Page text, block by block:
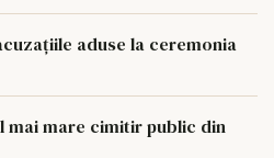
aduse la ceremonia
mai mare cimitir public din